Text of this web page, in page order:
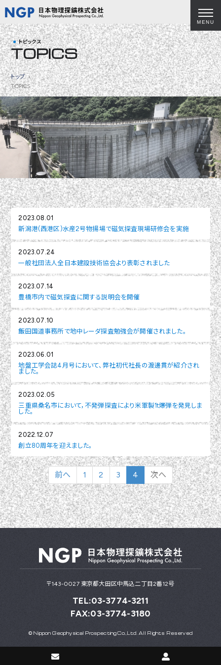
MENU
トピックス
TOPICS
トップ
TOPICS
2023.08.01
新潟港(西港区)水産2号物揚場で磁気探査現場研修会を実施
2023.07.24
一般社団法人全日本建設技術協会より表彰されました
2023.07.14
豊橋市内で磁気探査に関する説明会を開催
2023.07.10
飯田国道事務所で地中レーダ探査勉強会が開催されました。
2023.06.01
地盤工学会誌4月号において、弊社初代社長の渡邊貫が紹介され
ました。
2023.02.05
三重県桑名市において，不発弾探査により米軍製1t爆弾を発見しま
した。
2022.12.07
創立80周年を迎えました。
前へ 1 2 3 4 次へ
〒143-0027 東京都大田区中馬込二丁目2番12号
TEL:03-3774-3211
FAX:03-3774-3180
© Nippon Geophysical Prospecting Co.,Ltd. All Rights Reserved